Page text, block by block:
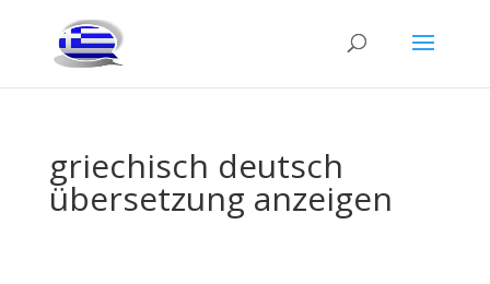
griechisch deutsch
übersetzung anzeigen